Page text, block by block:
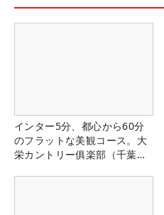
インター5分、都心から60分
のフラットな美観コース。大
栄カントリー俱楽部（千葉